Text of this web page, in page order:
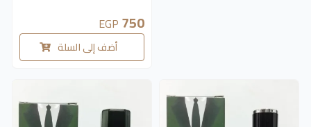
750
EGP
أضف إلى السلة